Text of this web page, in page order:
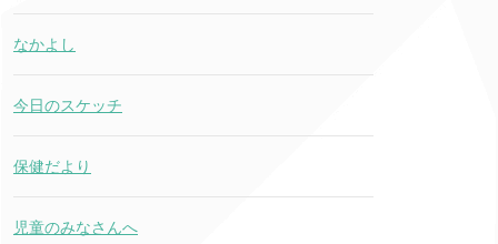
なかよし
今日のスケッチ
保健だより
児童のみなさんへ